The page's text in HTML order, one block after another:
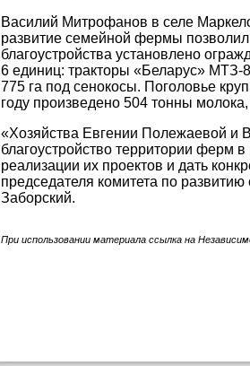
Василий Митрофанов в селе
развитие семейной фермы
благоустройства установлено
6 единиц: тракторы «Беларус» МТЗ-
775 га под сенокосы. Поголовье
году произведено 504 тонны
«Хозяйства Евгении Полежаевой и
благоустройство территории ферм
реализации их проектов и дать
председателя комитета по
Заборский.
При использовании материала ссылка на